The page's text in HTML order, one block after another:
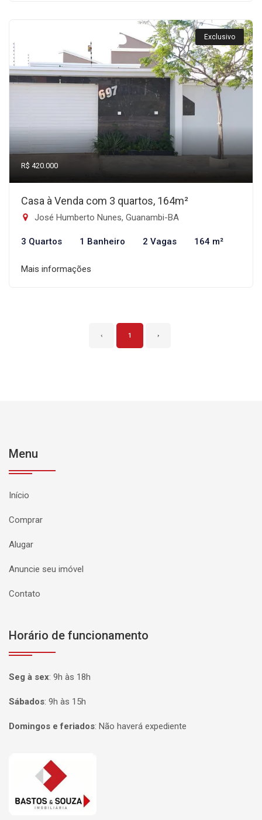
Exclusivo
R$ 420.000
Casa à Venda com 3 quartos, 164m²
José Humberto Nunes, Guanambi-BA
3 Quartos 1 Banheiro 2 Vagas 164 m²
Mais informações
‹ 1 ›
Menu
Início
Comprar
Alugar
Anuncie seu imóvel
Contato
Horário de funcionamento
Seg à sex: 9h às 18h
Sábados: 9h às 15h
Domingos e feriados: Não haverá expediente
Página inicial